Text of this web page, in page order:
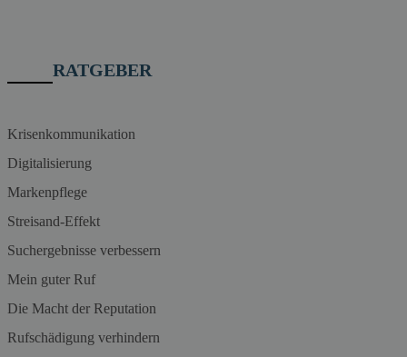
RATGEBER
Krisenkommunikation
Digitalisierung
Markenpflege
Streisand-Effekt
Suchergebnisse verbessern
Mein guter Ruf
Die Macht der Reputation
Rufschädigung verhindern